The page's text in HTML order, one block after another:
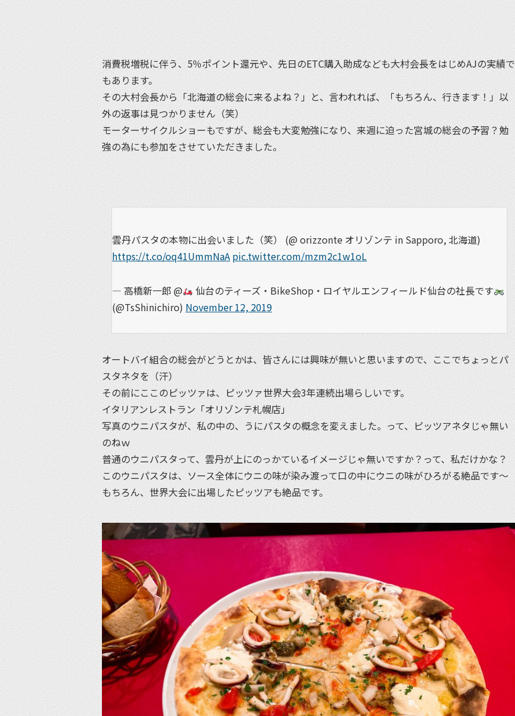
消費税増税に伴う、5％ポイント還元や、先日のETC購入助成なども大村会長をはじめAJの実績で
もあります。
その大村会長から「北海道の総会に来るよね？」と、言われれば、「もちろん、行きます！」以
外の返事は見つかりません（笑）
モーターサイクルショーもですが、総会も大変勉強になり、来週に迫った宮城の総会の予習？勉
強の為にも参加をさせていただきました。
雲丹パスタの本物に出会いました（笑） (@ orizzonte オリゾンテ in Sapporo, 北海道)
https://t.co/oq41UmmNaA pic.twitter.com/mzm2c1w1oL
— 高橋新一郎 @
仙台のティーズ・BikeShop・ロイヤルエンフィールド仙台の社長です
(@TsShinichiro) November 12, 2019
オートバイ組合の総会がどうとかは、皆さんには興味が無いと思いますので、ここでちょっとパ
スタネタを（汗）
その前にここのピッツァは、ピッツァ世界大会3年連続出場らしいです。
イタリアンレストラン「オリゾンテ札幌店」
写真のウニパスタが、私の中の、うにパスタの概念を変えました。って、ピッツアネタじゃ無い
のねｗ
普通のウニパスタって、雲丹が上にのっかているイメージじゃ無いですか？って、私だけかな？
このウニパスタは、ソース全体にウニの味が染み渡って口の中にウニの味がひろがる絶品です〜
もちろん、世界大会に出場したピッツアも絶品です。